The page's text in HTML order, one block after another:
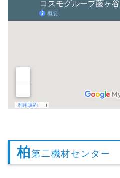
柏第二機材センター